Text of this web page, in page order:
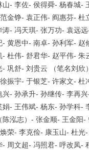
山- 李佐- 侯得舜- 杨春城-
范金铮- 袁正伟- 阎惠芬- 杜
涛- 冯天琪- 张万功- 袁远远
- 黄恩中- 南卓- 孙利军- 赵
- 杜伟- 舒君华- 赵平伟- 朱
- 巩舒- 刘贵云 （笔名刘欣）
徐振宇- 于银芝- 许家文- 杜
兴- 孙承升- 孙继传- 李再兴
娟- 王伟斌- 杨东- 孙学科-
泓志） - 张金顺- 王金阳-
荣- 李克俭- 康玉山- 杜光-
- 周文超- 冯照君- 呼改凤-